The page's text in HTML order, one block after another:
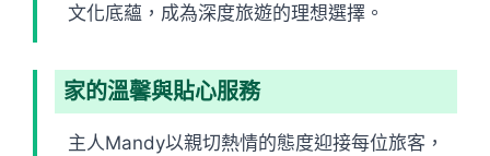
文化底蘊，成為深度旅遊的理想選擇。
家的溫馨與貼心服務
主人Mandy以親切熱情的態度迎接每位旅客，